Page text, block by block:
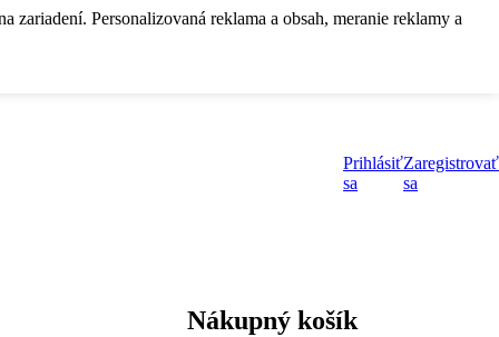
Personalizovaná reklama a obsah, meranie reklamy a
Prihlásiť
sa
Zaregistrovať
sa
Nákupný košík